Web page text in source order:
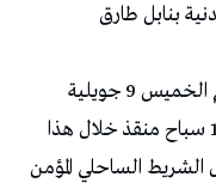
بنابل طارق
وفي تصريح لأخبار الإذاعة الوطنية، اليوم الخميس 9 جويلية
2026، قال الجنحاوي إنه تم تسخير 168 سباح منقذ خلال هذا
نقطة على طول الشريط الساحلي المؤمن